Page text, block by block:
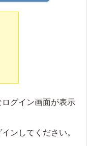
グイン画面が表示
ンしてください。